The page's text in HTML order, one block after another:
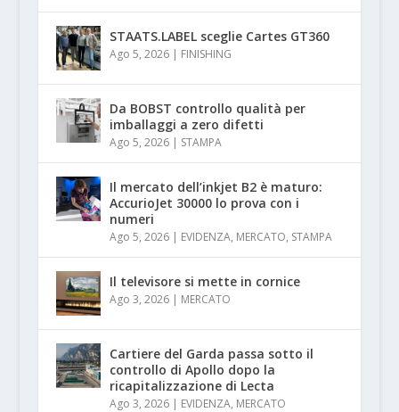
STAATS.LABEL sceglie Cartes GT360
Ago 5, 2026| FINISHING
Da BOBST controllo qualità per
imballaggi a zero difetti
Ago 5, 2026| STAMPA
Il mercato dell’inkjet B2 è maturo:
AccurioJet 30000 lo prova con i
numeri
Ago 5, 2026| EVIDENZA, MERCATO, STAMPA
Il televisore si mette in cornice
Ago 3, 2026| MERCATO
Cartiere del Garda passa sotto il
controllo di Apollo dopo la
ricapitalizzazione di Lecta
Ago 3, 2026| EVIDENZA, MERCATO